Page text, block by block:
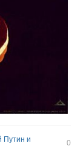
Путин и
0